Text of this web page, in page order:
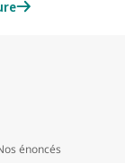
énoncés